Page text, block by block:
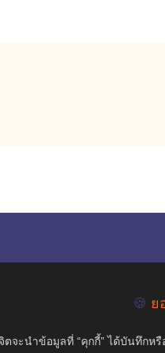
🍪 ย
ะนำข้อมูลที่ “คุกกี้” ได้บันทึกห